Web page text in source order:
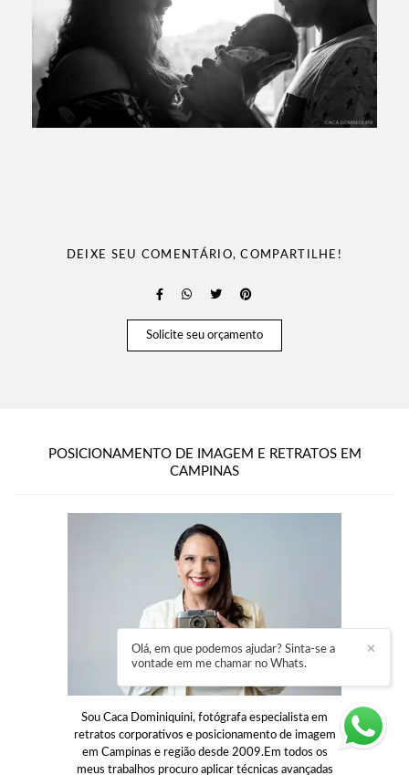
DEIXE SEU COMENTÁRIO, COMPARTILHE!
Solicite seu orçamento
POSICIONAMENTO DE IMAGEM E RETRATOS EM
CAMPINAS
Sou Caca Dominiquini, fotógrafa especialista em
retratos corporativos e posicionamento de imagem
em Campinas e região desde 2009.Em todos os
meus trabalhos procuro aplicar técnicas avançadas
✕
Olá, em que podemos ajudar? Sinta-se a
vontade em me chamar no Whats.